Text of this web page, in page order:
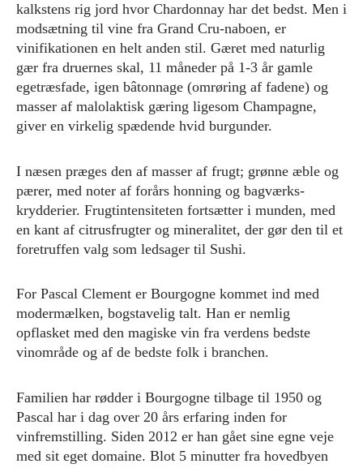
kalkstens rig jord hvor Chardonnay har det bedst. Men i
modsætning til vine fra Grand Cru-naboen, er
vinifikationen en helt anden stil. Gæret med naturlig
gær fra druernes skal, 11 måneder på 1-3 år gamle
egetræsfade, igen bâtonnage (omrøring af fadene) og
masser af malolaktisk gæring ligesom Champagne,
giver en virkelig spædende hvid burgunder.
I næsen præges den af masser af frugt; grønne æble og
pærer, med noter af forårs honning og bagværks-
krydderier. Frugtintensiteten fortsætter i munden, med
en kant af citrusfrugter og mineralitet, der gør den til et
foretruffen valg som ledsager til Sushi.
For Pascal Clement er Bourgogne kommet ind med
modermælken, bogstavelig talt. Han er nemlig
opflasket med den magiske vin fra verdens bedste
vinområde og af de bedste folk i branchen.
Familien har rødder i Bourgogne tilbage til 1950 og
Pascal har i dag over 20 års erfaring inden for
vinfremstilling. Siden 2012 er han gået sine egne veje
med sit eget domaine. Blot 5 minutter fra hovedbyen